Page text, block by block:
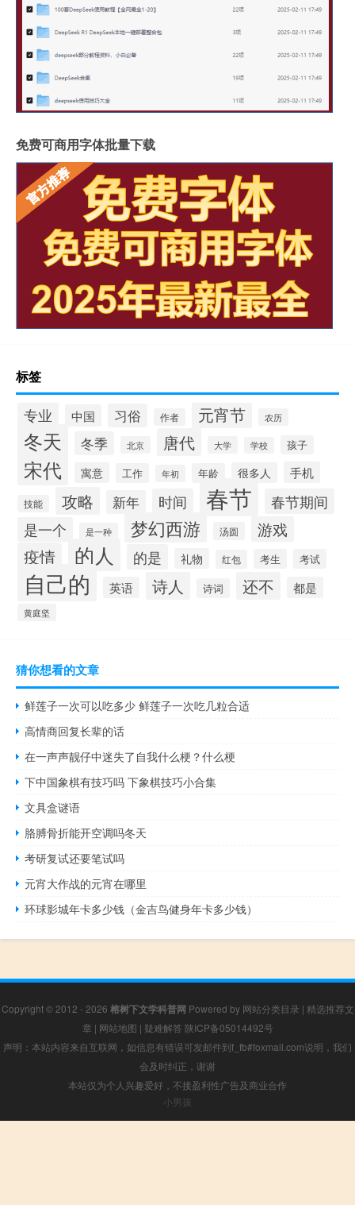
免费可商用字体批量下载
标签
专业 中国 习俗 作者 元宵节 农历
冬天 冬季 北京 唐代 大学 学校 孩子
宋代 寓意 工作 年初 年龄 很多人 手机
技能 攻略 新年 时间 春节 春节期间
是一个 是一种 梦幻西游 汤圆 游戏
疫情 的人 的是 礼物 红包 考生 考试
自己的 英语 诗人 诗词 还不 都是
黄庭坚
猜你想看的文章
鲜莲子一次可以吃多少 鲜莲子一次吃几粒合适
高情商回复长辈的话
在一声声靓仔中迷失了自我什么梗？什么梗
下中国象棋有技巧吗 下象棋技巧小合集
文具盒谜语
胳膊骨折能开空调吗冬天
考研复试还要笔试吗
元宵大作战的元宵在哪里
环球影城年卡多少钱（金吉鸟健身年卡多少钱）
Copyright © 2012 - 2026 榕树下文学科普网 Powered by 网站分类目录 | 精选推荐文
章 | 网站地图 | 疑难解答 陕ICP备05014492号
声明：本站内容来自互联网，如信息有错误可发邮件到f_fb#foxmail.com说明，我们
会及时纠正，谢谢
本站仅为个人兴趣爱好，不接盈利性广告及商业合作
小男孩